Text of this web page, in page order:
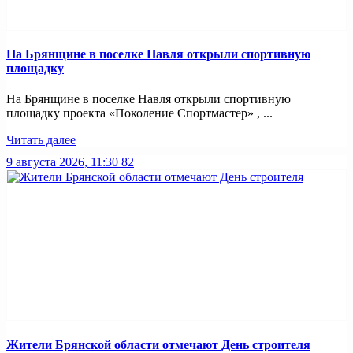
На Брянщине в поселке Навля открыли спортивную
площадку
На Брянщине в поселке Навля открыли спортивную
площадку проекта «Поколение Спортмастер» , ...
Читать далее
9 августа 2026, 11:30 82
Жители Брянской области отмечают День строителя